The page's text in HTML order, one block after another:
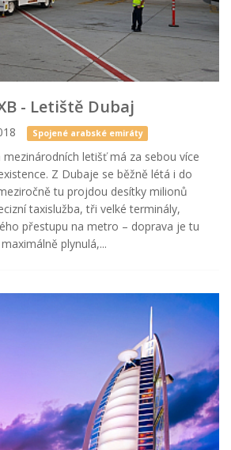
- Letiště Dubaj
Spojené arabské emiráty
mezinárodních letišť má za sebou více
Z Dubaje se běžně létá i do
tu projdou desítky milionů
taxislužba, tři velké terminály,
přestupu na metro – doprava je tu
maximálně plynulá,...